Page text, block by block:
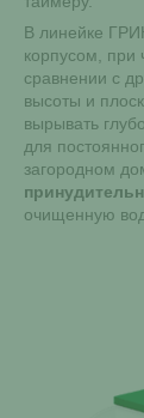
В линейке
корпусом, при
сравнении с
высоты и
вырывать
для
загородном
очищенную